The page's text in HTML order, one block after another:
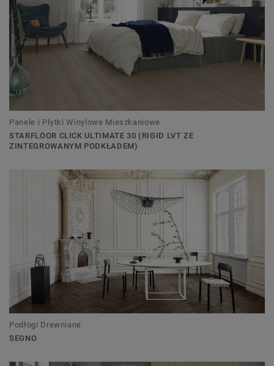
Panele i Płytki Winylowe Mieszkaniowe
STARFLOOR CLICK ULTIMATE 30 (RIGID LVT ZE
ZINTEGROWANYM PODKŁADEM)
Podłogi Drewniane
SEGNO